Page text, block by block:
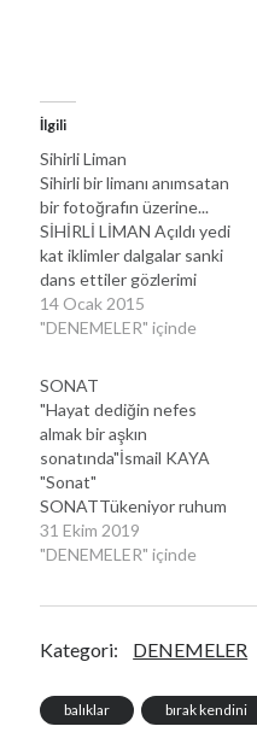
İlgili
Sihirli Liman
Sihirli bir limanı anımsatan
bir fotoğrafın üzerine...
SİHİRLİ LİMAN Açıldı yedi
kat iklimler dalgalar sanki
dans ettiler gözlerimi
kamaştıran bir ışık yayıldı
bulutların arasından
ısıtan yalnızlığımı
sanarsınız tutup
kanatlandırdı yok oldum,
hiç oldum hem var oldum
ve sonunda bir an için ışık
oldum. Düşler dünyasının
ışıklı geçidinde…
14 Ocak 2015
"DENEMELER" içinde
SONAT
"Hayat dediğin nefes
almak bir aşkın
sonatında"İsmail KAYA
"Sonat"
SONATTükeniyor ruhum
sessizliğin
girdaplarındaHırçın bir
yapraklar arasındaNormal
rüzgar
saçılsa da köşe bucak
dört bir yana. İliklerime
31 Ekim 2019
"DENEMELER" içinde
Kategori: DENEMELER
balıklar bırak kendini